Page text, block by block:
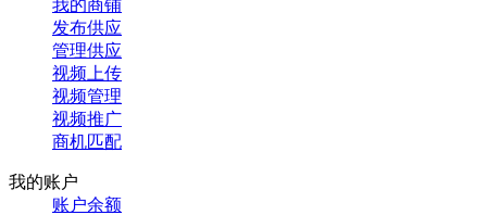
我的商铺
发布供应
管理供应
视频上传
视频管理
视频推广
商机匹配
我的账户
账户余额